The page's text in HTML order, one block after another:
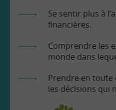
Se sentir plus à
financières.
Comprendre les
monde dans
Prendre en toute
les décisions qui